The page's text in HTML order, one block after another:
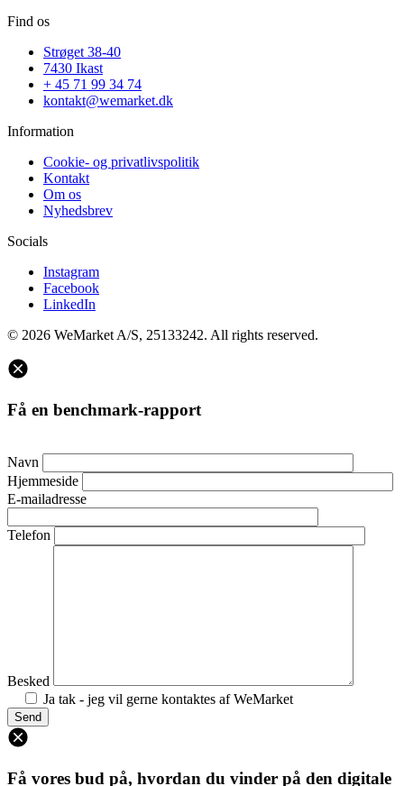
Find os
Strøget 38-40
7430 Ikast
+ 45 71 99 34 74
kontakt@wemarket.dk
Information
Cookie- og privatlivspolitik
Kontakt
Om os
Nyhedsbrev
Socials
Instagram
Facebook
LinkedIn
© 2026 WeMarket A/S, 25133242. All rights reserved.
Få en benchmark-rapport
Navn
Hjemmeside
E-mailadresse
Telefon
Besked
Ja tak - jeg vil gerne kontaktes af WeMarket
Få vores bud på, hvordan du vinder på den digitale